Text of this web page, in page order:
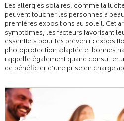
Les allergies solaires, comme la
peuvent toucher les personnes à
premières expositions au soleil. Cet
symptômes, les facteurs favorisant
essentiels pour les prévenir :
photoprotection adaptée et bonnes
rappelle également quand consulter
de bénéficier d’une prise en charge